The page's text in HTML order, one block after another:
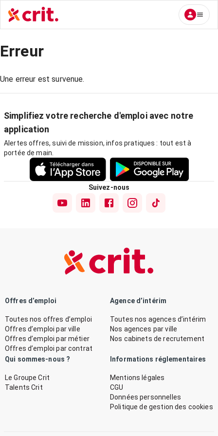
Erreur
Une erreur est survenue.
Simplifiez votre recherche d'emploi avec notre
application
Alertes offres, suivi de mission, infos pratiques : tout est à
portée de main.
Suivez-nous
Offres d’emploi
Toutes nos offres d’emploi
Offres d’emploi par ville
Offres d’emploi par métier
Offres d’emploi par contrat
Agence d’intérim
Toutes nos agences d’intérim
Nos agences par ville
Nos cabinets de recrutement
Qui sommes-nous ?
Le Groupe Crit
Talents Crit
Informations réglementaires
Mentions légales
CGU
Données personnelles
Politique de gestion des cookies